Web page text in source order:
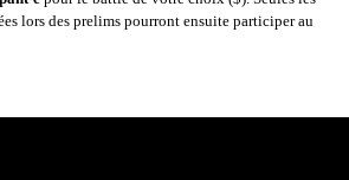
lors des prelims pourront ensuite participer au